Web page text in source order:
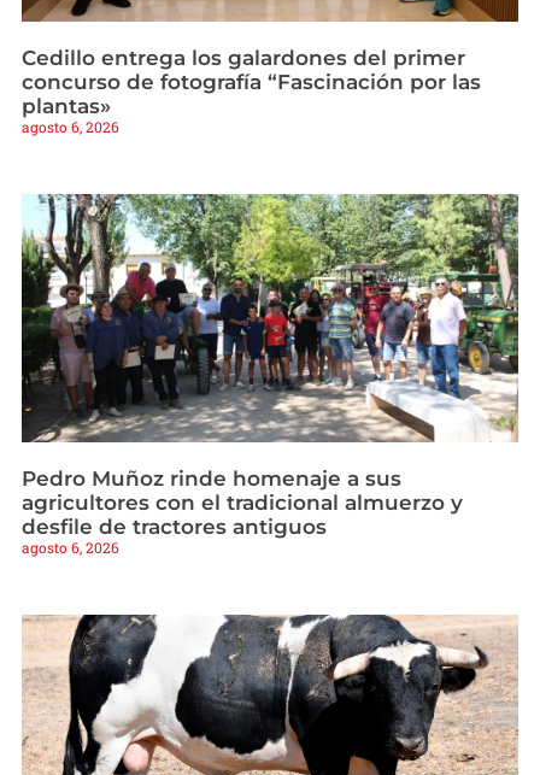
Cedillo entrega los galardones del primer
concurso de fotografía “Fascinación por las
plantas»
agosto 6, 2026
Pedro Muñoz rinde homenaje a sus
agricultores con el tradicional almuerzo y
desfile de tractores antiguos
agosto 6, 2026